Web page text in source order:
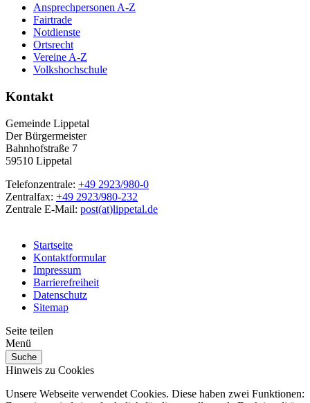
Ansprechpersonen A-Z
Fairtrade
Notdienste
Ortsrecht
Vereine A-Z
Volkshochschule
Kontakt
Gemeinde Lippetal
Der Bürgermeister
Bahnhofstraße 7
59510 Lippetal
Telefonzentrale: +49 2923/980-0
Zentralfax: +49 2923/980-232
Zentrale E-Mail: post(at)lippetal.de
Startseite
Kontaktformular
Impressum
Barrierefreiheit
Datenschutz
Sitemap
Seite teilen
Menü
Suche
Hinweis zu Cookies
Unsere Webseite verwendet Cookies. Diese haben zwei Funktionen: